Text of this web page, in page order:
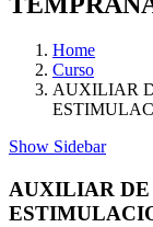
Home
Curso
AUXILIAR
Show Sidebar
AUXILIAR DE